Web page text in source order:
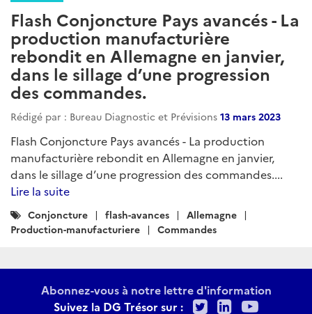
Flash Conjoncture Pays avancés - La
production manufacturière
rebondit en Allemagne en janvier,
dans le sillage d’une progression
des commandes.
Rédigé par : Bureau Diagnostic et Prévisions 13 mars 2023
Flash Conjoncture Pays avancés - La production
manufacturière rebondit en Allemagne en janvier,
dans le sillage d’une progression des commandes....
Lire la suite
Catégories
:
Conjoncture flash-avances
Allemagne
Production-manufacturiere
Commandes
Abonnez-vous à notre lettre d'information
Suivez la DG Trésor sur :
TwitterLinkedIn